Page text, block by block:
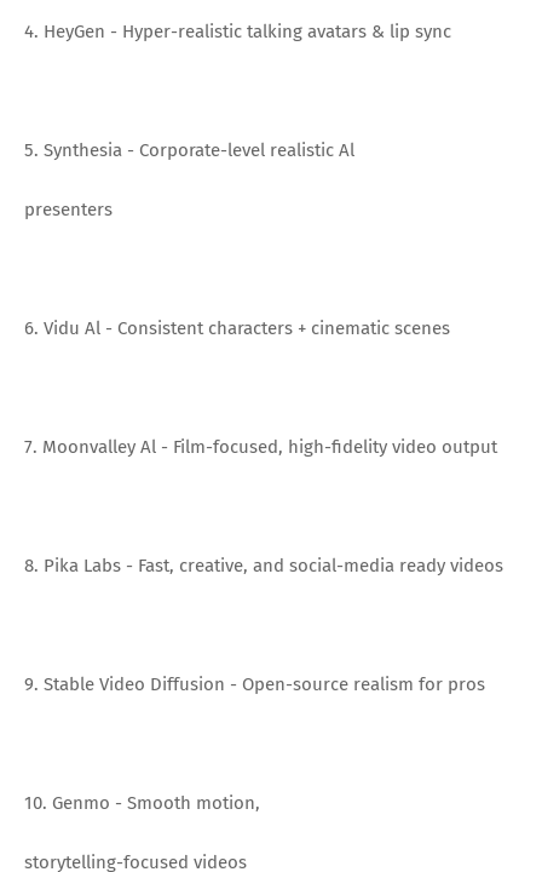
4. HeyGen - Hyper-realistic talking avatars & lip sync
5. Synthesia - Corporate-level realistic Al
presenters
6. Vidu Al - Consistent characters + cinematic scenes
7. Moonvalley Al - Film-focused, high-fidelity video output
8. Pika Labs - Fast, creative, and social-media ready videos
9. Stable Video Diffusion - Open-source realism for pros
10. Genmo - Smooth motion,
storytelling-focused videos